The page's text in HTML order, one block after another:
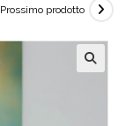
Prossimo prodotto